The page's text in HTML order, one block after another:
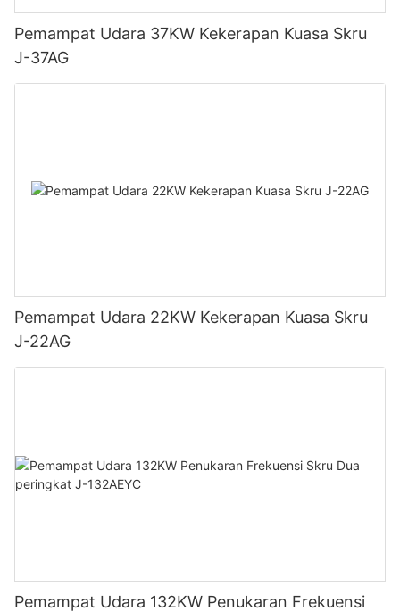
Pemampat Udara 37KW Kekerapan Kuasa Skru
J-37AG
Pemampat Udara 22KW Kekerapan Kuasa Skru
J-22AG
Pemampat Udara 132KW Penukaran Frekuensi